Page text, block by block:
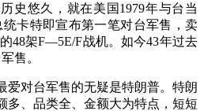
悠久，就在美国1979年与台当
统卡特即宣布第一笔对台军售，卖
48架F—5E/F战机。如今43年过去
售。
对台军售的无疑是特朗普。特朗
多、品类全、金额大为特点，短短